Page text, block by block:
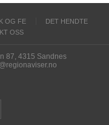
OG FE
DET HENDTE
OSS
87, 4315 Sandnes